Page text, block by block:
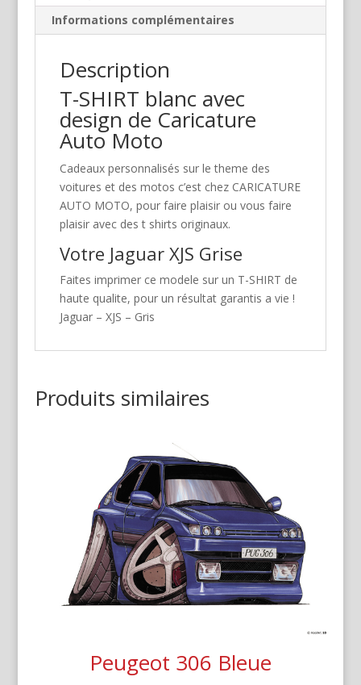
Informations complémentaires
Description
T-SHIRT blanc avec
design de Caricature
Auto Moto
Cadeaux personnalisés sur le theme des
voitures et des motos c’est chez CARICATURE
AUTO MOTO, pour faire plaisir ou vous faire
plaisir avec des t shirts originaux.
Votre Jaguar XJS Grise
Faites imprimer ce modele sur un T-SHIRT de
haute qualite, pour un résultat garantis a vie !
Jaguar – XJS – Gris
Produits similaires
Peugeot 306 Bleue